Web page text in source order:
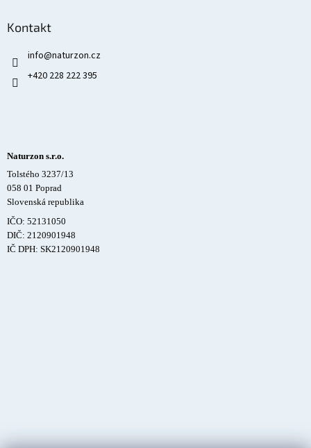
Kontakt
info@naturzon.cz
+420 228 222 395
Naturzon s.r.o.
Tolstého 3237/13
058 01 Poprad
Slovenská republika
IČO: 52131050
DIČ: 2120901948
IČ DPH: SK2120901948